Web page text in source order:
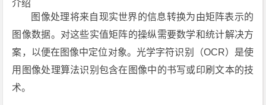
介绍
图像处理将来自现实世界的信息转换为由矩阵表示的
图像数据。对这些实值矩阵的操纵需要数学和统计解决方
案，以便在图像中定位对象。光学字符识别（OCR）是使
用图像处理算法识别包含在图像中的书写或印刷文本的技
术。